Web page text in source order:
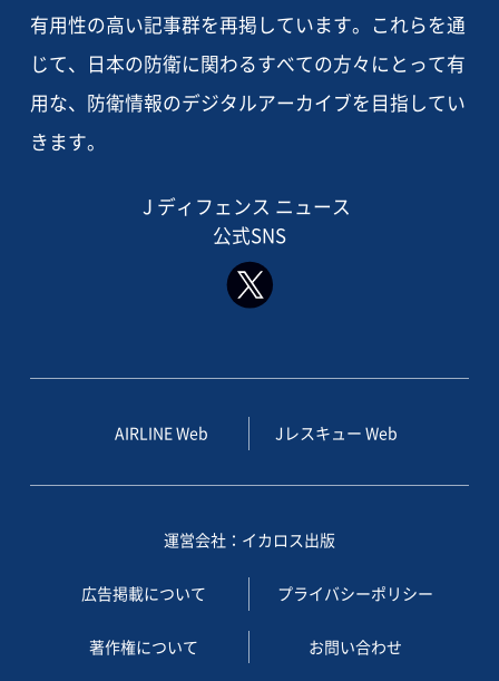
有用性の高い記事群を再掲しています。これらを通
じて、日本の防衛に関わるすべての方々にとって有
用な、防衛情報のデジタルアーカイブを目指してい
きます。
J ディフェンス ニュース
公式SNS
AIRLINE Web Jレスキュー Web
運営会社：イカロス出版
広告掲載について プライバシーポリシー
著作権について お問い合わせ